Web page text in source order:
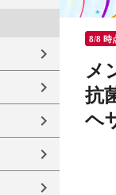
8/8 時
メ
抗
ヘ